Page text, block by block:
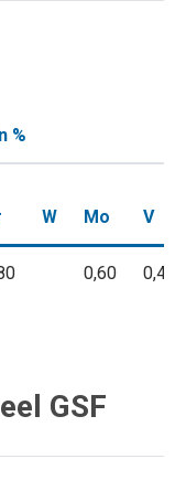
%
W Mo V
0,60 0,40
GSF